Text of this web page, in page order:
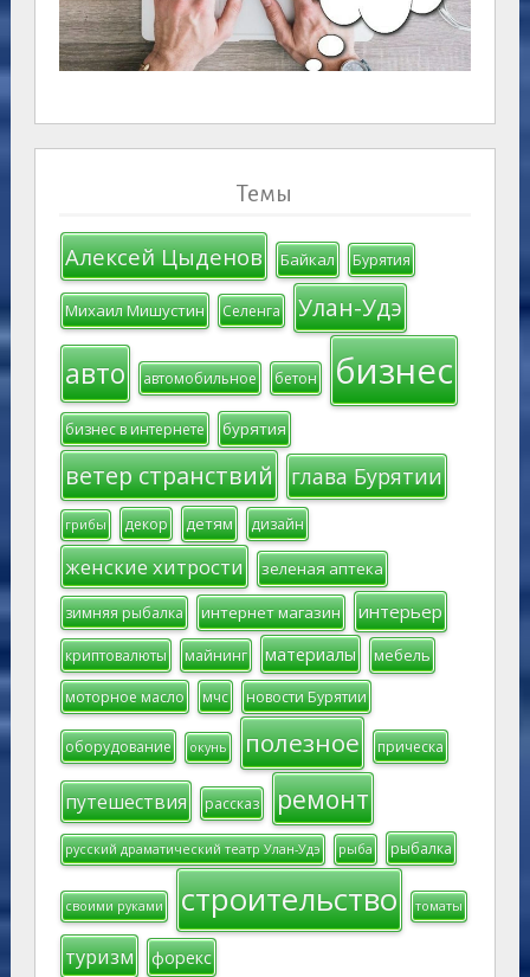
Темы
Алексей Цыденов Байкал Бурятия
Михаил Мишустин Селенга Улан-Удэ
авто автомобильное бетон бизнес
бизнес в интернете бурятия
ветер странствий глава Бурятии
грибы декор детям дизайн
женские хитрости зеленая аптека
зимняя рыбалка интернет магазин интерьер
криптовалюты майнинг материалы мебель
моторное масло мчс новости Бурятии
оборудование окунь полезное прическа
путешествия рассказ ремонт
русский драматический театр Улан-Удэ рыба рыбалка
своими руками строительство томаты
туризм форекс